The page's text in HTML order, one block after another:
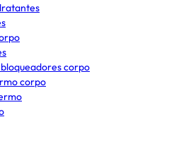
corpo
corpo